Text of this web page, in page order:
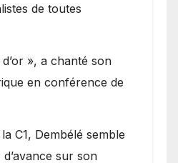
de toutes
», a chanté son
en conférence de
C1, Dembélé semble
sur son